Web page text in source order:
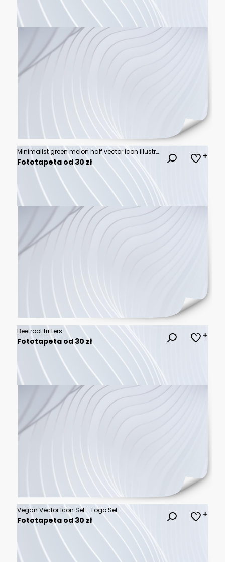
Minimalist green melon half vector icon illustration with clean line seeds, symmetrical rind outline, fresh summer fruit design for menus, packaging, grocery labels, healthy food graphics
Fototapeta od 30 zł
Beetroot fritters
Fototapeta od 30 zł
Vegan Vector Icon Set - Logo Set
Fototapeta od 30 zł